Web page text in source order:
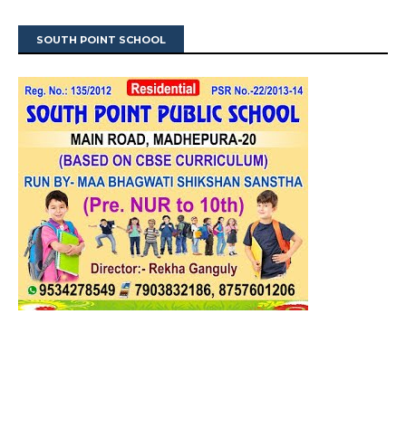
SOUTH POINT SCHOOL